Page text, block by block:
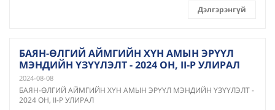
Дэлгэрэнгүй
БАЯН-ӨЛГИЙ АЙМГИЙН ХҮН АМЫН ЭРҮҮЛ
МЭНДИЙН ҮЗҮҮЛЭЛТ - 2024 ОН, II-Р УЛИРАЛ
2024-08-08
БАЯН-ӨЛГИЙ АЙМГИЙН ХҮН АМЫН ЭРҮҮЛ МЭНДИЙН ҮЗҮҮЛЭЛТ -
2024 ОН, II-Р УЛИРАЛ